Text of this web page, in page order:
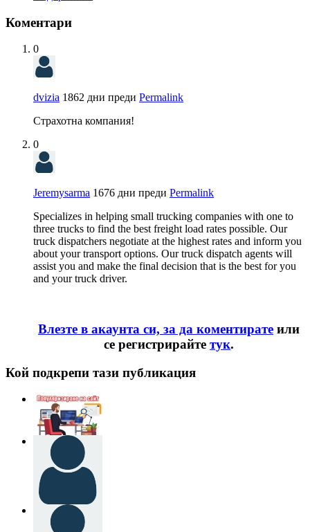
Коментари
0
dvizia 1862 дни преди Permalink
Страхотна компания!
0
Jeremysarma 1676 дни преди Permalink
Specializes in helping small trucking companies with one to
three trucks to find the best freight load rates possible. Our
truck dispatchers negotiate at the highest rates and inform you
about your transport options. Our truck dispatch agents will
assist you and make the final decision that is the best for you
and your truck driver.
Влезте в акаунта си, за да коментирате или
се регистрирайте тук.
Кой подкрепи тази публикация